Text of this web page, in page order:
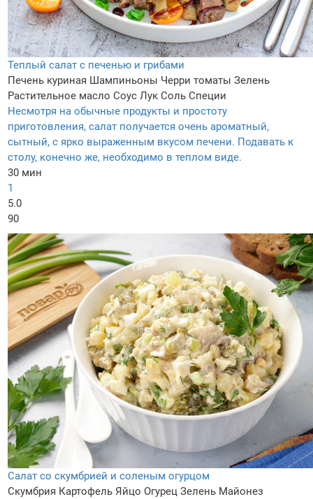
Теплый салат с печенью и грибами
Печень куриная Шампиньоны Черри томаты Зелень
Растительное масло Соус Лук Соль Специи
Несмотря на обычные продукты и простоту
приготовления, салат получается очень ароматный,
сытный, с ярко выраженным вкусом печени. Подавать к
столу, конечно же, необходимо в теплом виде.
30 мин
1
5.0
90
Салат со скумбрией и соленым огурцом
Скумбрия Картофель Яйцо Огурец Зелень Майонез